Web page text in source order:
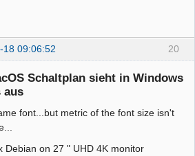
20
18 09:06:52
Schaltplan sieht in Windows
aus
font...but metric of the font size isn't
Debian on 27 " UHD 4K monitor